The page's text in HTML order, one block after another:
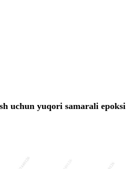
uchun yuqori samarali epoksi